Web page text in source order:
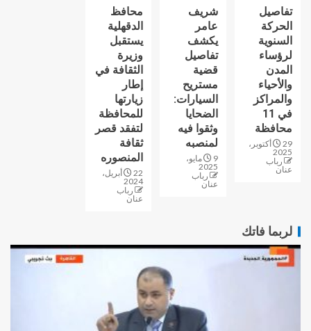
تفاصيل
الحركة
السنوية
لرؤساء
المدن
والأحياء
والمراكز
في 11
محافظة
29 أكتوبر،
2025
رباب
عنان
شريف
عامر
يكشف
تفاصيل
قضية
مستريح
السيارات:
الضحايا
وثقوا فيه
لمنصبه
9 مايو،
2025
رباب
عنان
محافظ
الدقهلية
يستقبل
وزيرة
الثقافة في
إطار
زيارتها
للمحافظة
لتفقد قصر
ثقافة
المنصوره
22 أبريل،
2024
رباب
عنان
لربما فاتك